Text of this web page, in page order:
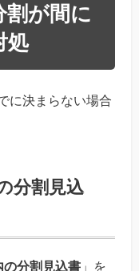
割が間に
処
に決まらない場合
分割見込
の分割見込書 」を